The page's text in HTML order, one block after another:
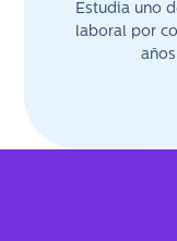
Estudia uno
laboral por